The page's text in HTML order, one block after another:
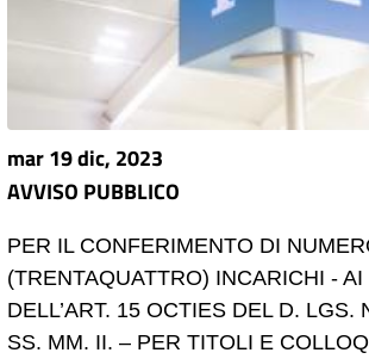
mar 19 dic, 2023
AVVISO PUBBLICO
PER IL CONFERIMENTO DI
(TRENTAQUATTRO) INCARICHI - AI
DELL’ART. 15 OCTIES DEL D. LGS.
SS. MM. II. – PER TITOLI E